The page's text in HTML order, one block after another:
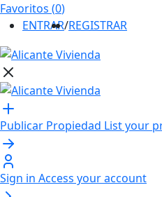
Favoritos (0)
ENTRAR/REGISTRAR
Publicar Propiedad List your
Sign in Access your account